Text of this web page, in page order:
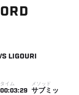
LIGOURI
タイム
00:03:29
メソッド
サブミッ